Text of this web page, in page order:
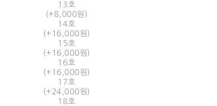
13호
(+8,000원)
14호
(+16,000원)
15호
(+16,000원)
16호
(+16,000원)
17호
(+24,000원)
18호